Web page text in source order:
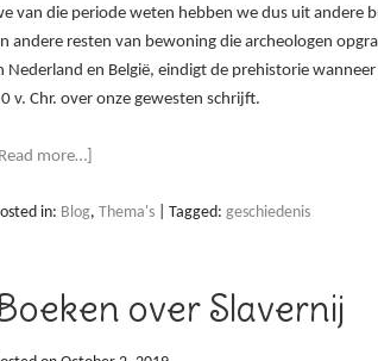
van die periode weten hebben we dus uit andere
andere resten van bewoning die archeologen
Nederland en België, eindigt de prehistorie
v. Chr. over onze gewesten schrijft.
[Read more…]
in: Blog, Thema's Tagged: geschiedenis
over Slavernij